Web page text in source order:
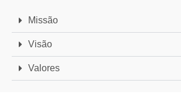
Missão
Visão
Valores